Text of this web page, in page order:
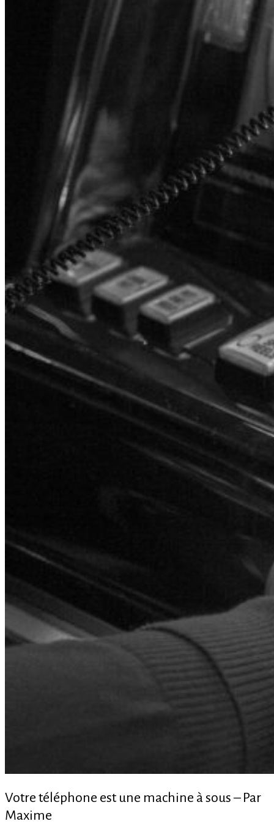
Votre téléphone est une machine à sous – Par
Maxime